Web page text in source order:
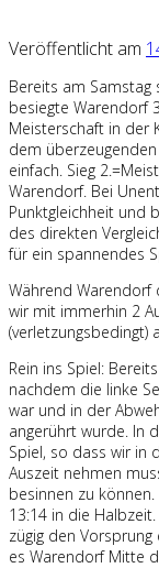
Veröffentlicht am
Bereits am
besiegte Warendorf
Meisterschaft in der
dem
einfach. Sieg
Warendorf. Bei
Punktgleichheit und
des direkten
für ein spannendes
Während
wir mit immerhin 2
(verletzungsbedingt)
Rein ins Spiel:
nachdem die linke
war und in der
angerührt wurde. In
Spiel, so dass wir in
Auszeit nehmen
besinnen zu
13:14 in die
zügig den
es Warendorf Mitte